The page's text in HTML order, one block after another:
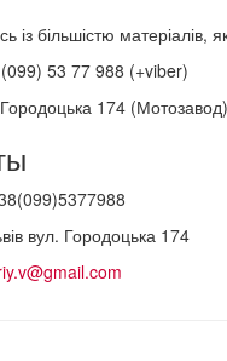
із більшістю
(099) 53 77 988 (+viber)
174 (Мотозавод)
вул. Городоцька 174